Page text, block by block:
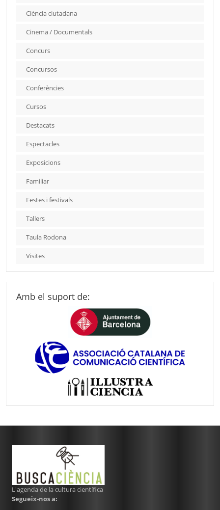
Ciència ciutadana
Cinema / Documentals
Concurs
Concursos
Conferències
Cursos
Destacats
Espectacles
Exposicions
Familiar
Festes i festivals
Tallers
Taula Rodona
Visites
Amb el suport de:
L'agenda de la cultura científica
Segueix-nos a: